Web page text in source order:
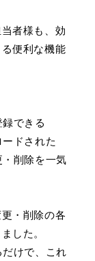
者様も、効
便利な機能
できる
ドされた
削除を一気
・削除の各
した。
けで、これ